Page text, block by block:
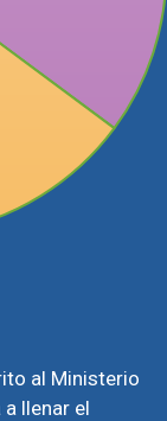
al Ministerio
llenar el